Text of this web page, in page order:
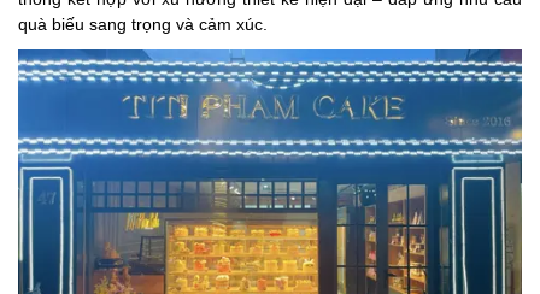
quà biếu sang trọng và cảm xúc.